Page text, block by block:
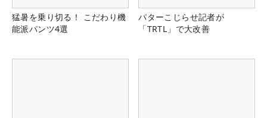
猛暑を乗り切る！ こだわり機
能派パンツ4選
パターこじらせ記者が
「TRTL」で大改善